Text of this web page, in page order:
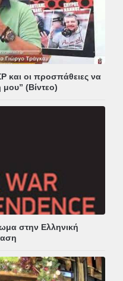
και οι προσπάθειες να
(Βίντεο)
στην Ελληνική